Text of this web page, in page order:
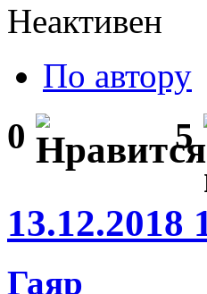
Неактивен
По автору
0 5
13.12.2018
Гаяр